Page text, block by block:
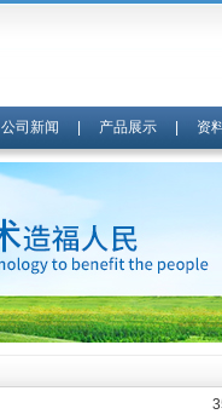
公司新闻 产品展示| 资